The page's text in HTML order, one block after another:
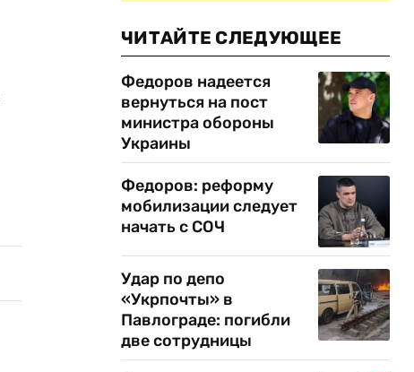
ЧИТАЙТЕ СЛЕДУЮЩЕЕ
Федоров надеется
вернуться на пост
министра обороны
Украины
Федоров: реформу
мобилизации следует
начать с СОЧ
Удар по депо
«Укрпочты» в
Павлограде: погибли
две сотрудницы